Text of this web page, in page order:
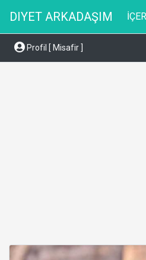
DIYET ARKADAŞIM
Profil [ Misafir ]